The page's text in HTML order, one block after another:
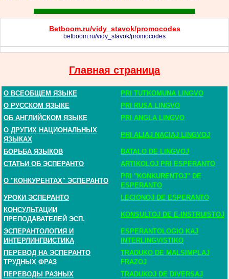
Betboom.ru/vidy_stavok/promocodes
betboom.ru/vidy_stavok/promocodes
Главная страница
О ВСЕОБЩЕМ ЯЗЫКЕ
PRI TUTKOMUNA LINGVO
О РУССКОМ ЯЗЫКЕ
PRI RUSA LINGVO
ОБ АНГЛИЙСКОМ ЯЗЫКЕ
PRI ANGLA LINGVO
О ДРУГИХ НАЦИОНАЛЬНЫХ
ЯЗЫКАХ
PRI ALIAJ NACIAJ LINGVOJ
БОРЬБА ЯЗЫКОВ
BATALO DE LINGVOJ
СТАТЬИ ОБ ЭСПЕРАНТО
ARTIKOLOJ PRI ESPERANTO
О "КОНКУРЕНТАХ" ЭСПЕРАНТО
PRI "KONKURENTOJ" DE
ESPERANTO
УРОКИ ЭСПЕРАНТО
LECIONOJ DE ESPERANTO
КОНСУЛЬТАЦИИ
ПРЕПОДАВАТЕЛЕЙ ЭСП.
KONSULTOJ DE E-INSTRUISTOJ
ЭСПЕРАНТОЛОГИЯ И
ИНТЕРЛИНГВИСТИКА
ESPERANTOLOGIO KAJ
INTERLINGVISTIKO
ПЕРЕВОД НА ЭСПЕРАНТО
ТРУДНЫХ ФРАЗ
TRADUKO DE MALSIMPLAJ
FRAZOJ
ПЕРЕВОДЫ РАЗНЫХ
TRADUKOJ DE DIVERSAJ